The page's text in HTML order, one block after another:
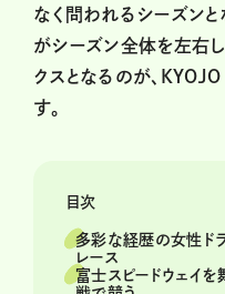
なく問われるシーズンと
がシーズン全体を左右し
クスとなるのが、
す。
目次
多彩な経歴の女性ド
レース
富士スピードウェイ